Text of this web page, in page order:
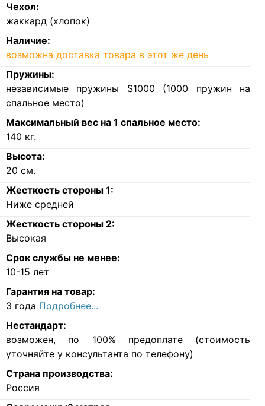
Чехол:
жаккард (хлопок)
Наличие:
возможна доставка товара в этот же день
Пружины:
независимые пружины S1000 (1000 пружин на
спальное место)
Максимальный вес на 1 спальное место:
140 кг.
Высота:
20 см.
Жесткость стороны 1:
Ниже средней
Жесткость стороны 2:
Высокая
Срок службы не менее:
10-15 лет
Гарантия на товар:
3 года Подробнее...
Нестандарт:
возможен, по 100% предоплате (стоимость
уточняйте у консультанта по телефону)
Страна производства:
Россия